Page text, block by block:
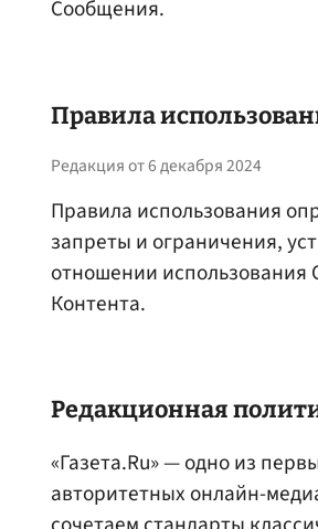
Сообщения.
1.1. Компания–
Наименование Компании
Ресурсе.
1.2. Сообщения
–
сообщения, в том числе
рекламного или иного
ее партнеров.
1.3. Подписка на рассылку
Пользователя при
Правила
Редакция от 6 декабря 2024
Правила использования
запреты и ограничения,
отношении использования
Контента.
При использовании
ограничения:
Редакционная
«Газета.Ru» — одно из
авторитетных онлайн-